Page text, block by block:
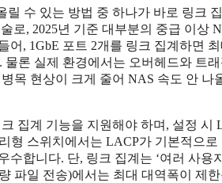
수 있는 방법 중 하나가 바로 링크
로, 2025년 기준 대부분의 중급 이상
, 1GbE 포트 2개를 링크 집계하면
론 실제 환경에서는 오버헤드와 트
목 현상이 크게 줄어 NAS 속도 안 나
집계 기능을 지원해야 하며, 설정 시
형 스위치에서는 LACP가 기본적으
합니다. 단, 링크 집계는 ‘여러 사용
파일 전송)에서는 최대 대역폭이 제